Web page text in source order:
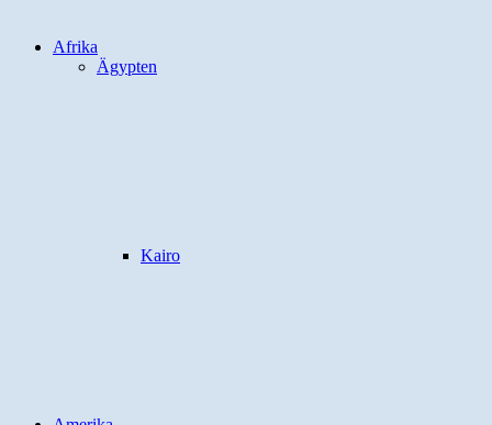
Afrika
Ägypten
Kairo